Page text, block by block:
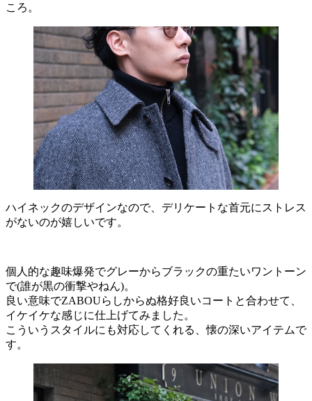
ころ。
ハイネックのデザインなので、デリケートな首元にストレス
がないのが嬉しいです。
個人的な趣味爆発でグレーからブラックの重たいワントーン
で(誰が黒の衝撃やねん)。
良い意味でZABOUらしからぬ格好良いコートと合わせて、
イケイケな感じに仕上げてみました。
こういうスタイルにも対応してくれる、懐の深いアイテムで
す。